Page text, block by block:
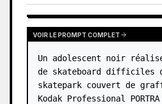
VOIR LE PROMPT COMPLET
Un adolescent noir
de skateboard difficiles
skatepark couvert de
Kodak Professional